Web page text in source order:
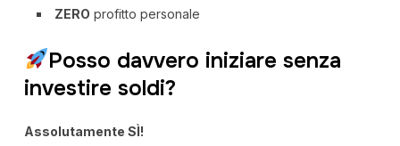
ZERO profitto personale
Posso davvero iniziare senza
investire soldi?
Assolutamente SÌ!